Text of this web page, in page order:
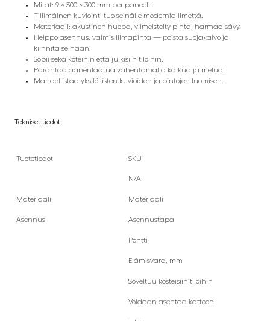
Mitat: 9 × 300 × 300 mm per paneeli.
Tiilimäinen kuviointi tuo seinälle modernia ilmettä.
Materiaali: akustinen huopa, viimeistelty pinta, harmaa sävy.
Helppo asennus: valmis liimapinta — poista suojakalvo ja
kiinnitä seinään.
Sopii sekä koteihin että julkisiin tiloihin.
Parantaa äänenlaatua vähentämällä kaikua ja melua.
Mahdollistaa yksilöllisten kuvioiden ja pintojen luomisen.
Tekniset tiedot:
Tuotetiedot SKU
N/A
Materiaali Materiaali
Asennus Asennustapa
Pontti
Elämisvara, mm
Soveltuu kosteisiin tiloihin
Voidaan asentaa kattoon